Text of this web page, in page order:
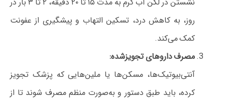
روز، به کاهش درد، تسکین التهاب و پیشگیری از عفونت
کمک می‌کند.
مصرف داروهای تجویز‌شده:
آنتی‌بیوتیک‌ها، مسکن‌ها یا ملین‌هایی که پزشک تجویز
کرده، باید طبق دستور و به‌صورت منظم مصرف شوند تا از